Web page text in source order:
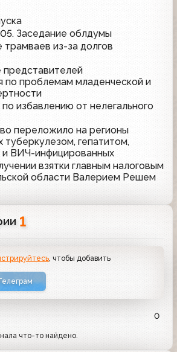
Заседание облдумы
из-за долгов
по проблемам младенческой и
избавлению от нелегального
переложило на регионы
туберкулезом, гепатитом,
ВИЧ-инфицированных
взятки главным налоговым
области Валерием Решем
1
, чтобы добавить
0
что-то найдено.